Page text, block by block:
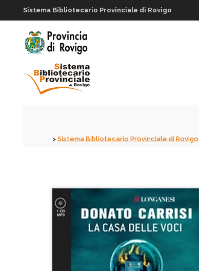
Sistema Bibliotecario Provinciale di Rovigo
Sistema Bibliotecario Provinciale di Rovigo